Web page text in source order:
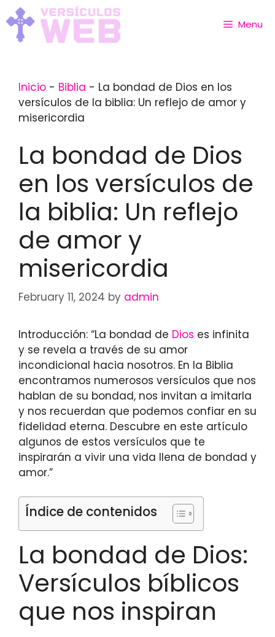
Skip
to
content
Menu
Inicio - Biblia - La bondad de Dios en los
versículos de la biblia: Un reflejo de amor y
misericordia
La bondad de Dios
en los versículos de
la biblia: Un reflejo
de amor y
misericordia
February 11, 2024 by admin
Introducción: “La bondad de Dios es infinita
y se revela a través de su amor
incondicional hacia nosotros. En la Biblia
encontramos numerosos versículos que nos
hablan de su bondad, nos invitan a imitarla
y nos recuerdan que podemos confiar en su
fidelidad eterna. Descubre en este artículo
algunos de estos versículos que te
inspirarán a vivir una vida llena de bondad y
amor.”
Índice de contenidos
La bondad de Dios:
Versículos bíblicos
que nos inspiran